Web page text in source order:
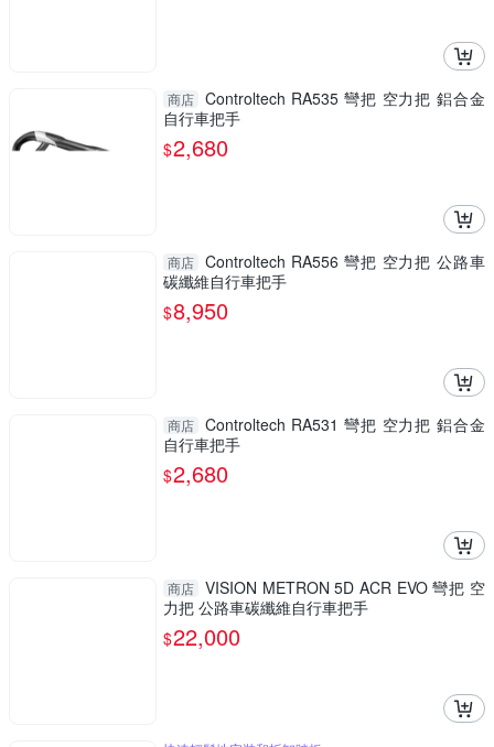
商店 Controltech RA535 彎把 空力把 鋁合金
自行車把手
$2,680
商店 Controltech RA556 彎把 空力把 公路車
碳纖維自行車把手
$8,950
商店 Controltech RA531 彎把 空力把 鋁合金
自行車把手
$2,680
商店 VISION METRON 5D ACR EVO 彎把 空
力把 公路車碳纖維自行車把手
$22,000